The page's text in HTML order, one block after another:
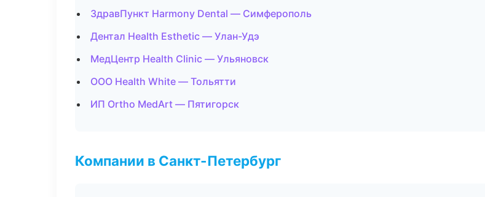
ЗдравПункт Harmony Dental — Симферополь
Дентал Health Esthetic — Улан-Удэ
МедЦентр Health Clinic — Ульяновск
ООО Health White — Тольятти
ИП Ortho MedArt — Пятигорск
Компании в Санкт-Петербург